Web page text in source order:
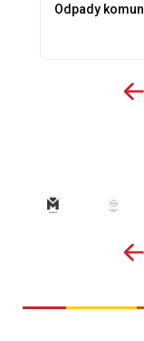
Odpady